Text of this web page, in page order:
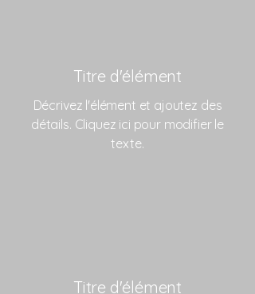
Titre d'élément
Décrivez l'élément et ajoutez des
détails. Cliquez ici pour modifier le
texte.
Titre d'élément